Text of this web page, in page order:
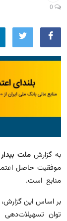
سیاست
جامعه
مجله
فیلم
فارسی
به گزارش ملت بیدار
موفقیت حاصل
منابع است.
بر اساس این گزارش،
توان